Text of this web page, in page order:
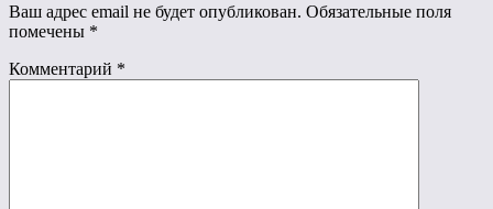
Ваш адрес email не будет опубликован. Обязательные поля
помечены *
Комментарий *